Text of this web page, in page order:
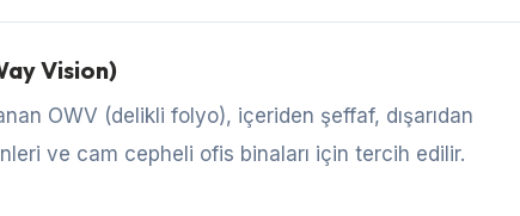
Vision)
OWV (delikli folyo), içeriden şeffaf, dışarıdan
ve cam cepheli ofis binaları için tercih edilir.